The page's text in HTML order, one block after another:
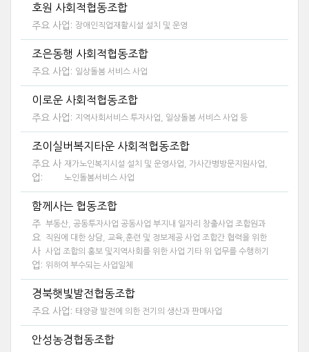
호원 사회적협동조합
주요 사업: 장애인직업재활시설 설치 및 운영
조은동행 사회적협동조합
주요 사업: 일상돌봄 서비스 사업
이로운 사회적협동조합
주요 사업: 지역사회서비스 투자사업, 일상돌봄 서비스 사업 등
조이실버복지타운 사회적협동조합
주요 사
업:
재가노인복지시설 설치 및 운영사업, 가사간병방문지원사업,
노인돌봄서비스 사업
함께사는 협동조합
주
요
사
업:
부동산, 공동투자사업 공동사업 부지내 일자리 창출사업 조합원과
직원에 대한 상담, 교육,훈련 및 정보제공 사업 조합간 협력을 위한
사업 조합의 홍보 및지역사회를 위한 사업 기타 위 업무를 수행하기
위하여 부수되는 사업일체
경북햇빛발전협동조합
주요 사업: 태양광 발전에 의한 전기의 생산과 판매사업
안성농경협동조합